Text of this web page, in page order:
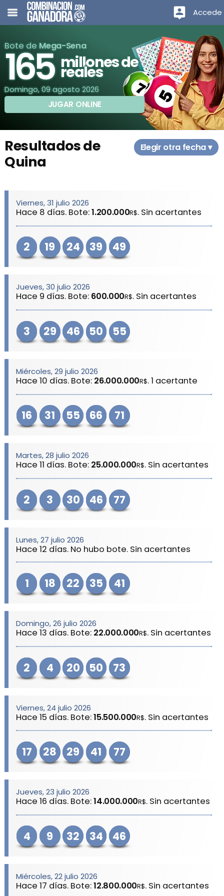
Accede
Bote de Mega-Sena
165 millones de
reales
Domingo, 09 agosto 2026
JUGAR ONLINE
Resultados de
Quina
Elegir otra fecha ▾
Viernes, 31 julio 2026
Hace 8 días. Bote:1.200.000R$. Sin acertantes
2 19 24 39 49
Jueves, 30 julio 2026
Hace 9 días. Bote: 600.000R$. Sin acertantes
3 29 46 50 55
Miércoles, 29 julio 2026
Hace 10 días. Bote: 26.000.000R$. 1 acertante
16 31 55 66 71
Martes, 28 julio 2026
Hace 11 días. Bote: 25.000.000R$. Sin acertantes
2 3 30 46 77
Lunes, 27 julio 2026
Hace 12 días. No hubo bote. Sin acertantes
1 18 22 35 41
Domingo, 26 julio 2026
Hace 13 días. Bote: 22.000.000R$. Sin acertantes
2 4 20 50 73
Viernes, 24 julio 2026
Hace 15 días. Bote:15.500.000R$. Sin acertantes
17 28 29 41 77
Jueves, 23 julio 2026
Hace 16 días. Bote:14.000.000R$. Sin acertantes
4 9 32 34 46
Miércoles, 22 julio 2026
Hace 17 días. Bote:12.800.000R$. Sin acertantes